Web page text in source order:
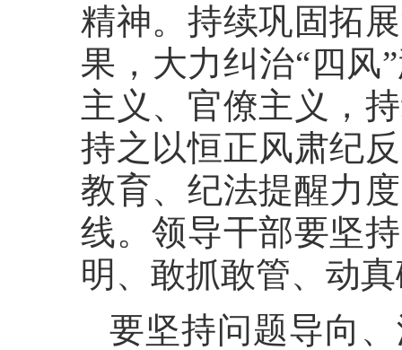
精神。持续巩固拓
果，大力纠治“四风
主义、官僚主义，
持之以恒正风肃纪
教育、纪法提醒力
线。领导干部要坚
明、敢抓敢管、动
要坚持问题导向